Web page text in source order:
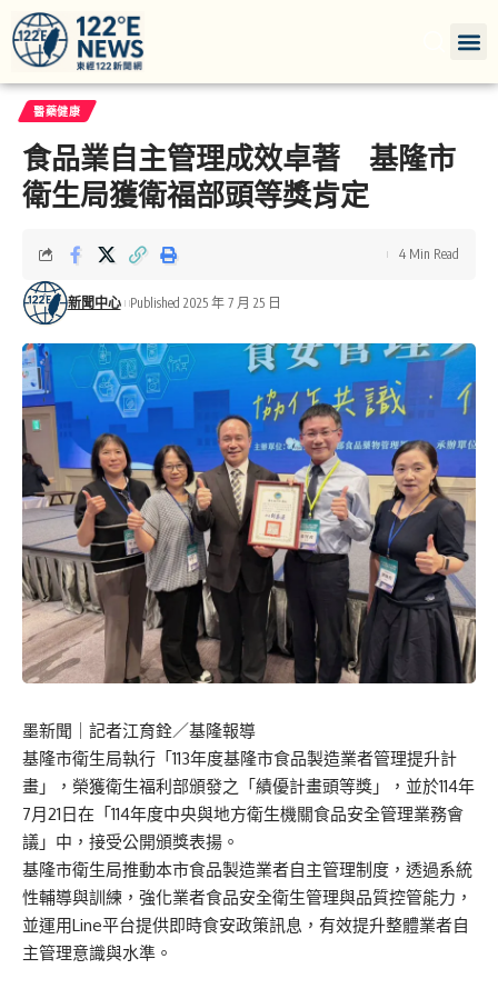
醫藥健康
食品業自主管理成效卓著 基隆市
衛生局獲衛福部頭等獎肯定
新聞中心 Published 2025 年 7 月 25 日
4 Min Read
墨新聞 ｜記者江育銓／基隆報導
基隆市衛生局執行「113年度基隆市食品製造業者管理提升計
畫」，榮獲衛生福利部頒發之「績優計畫頭等獎」，並於114年
7月21日在「114年度中央與地方衛生機關食品安全管理業務會
議」中，接受公開頒獎表揚。
基隆市衛生局推動本市食品製造業者自主管理制度，透過系統
性輔導與訓練，強化業者食品安全衛生管理與品質控管能力，
並運用Line平台提供即時食安政策訊息，有效提升整體業者自
主管理意識與水準。